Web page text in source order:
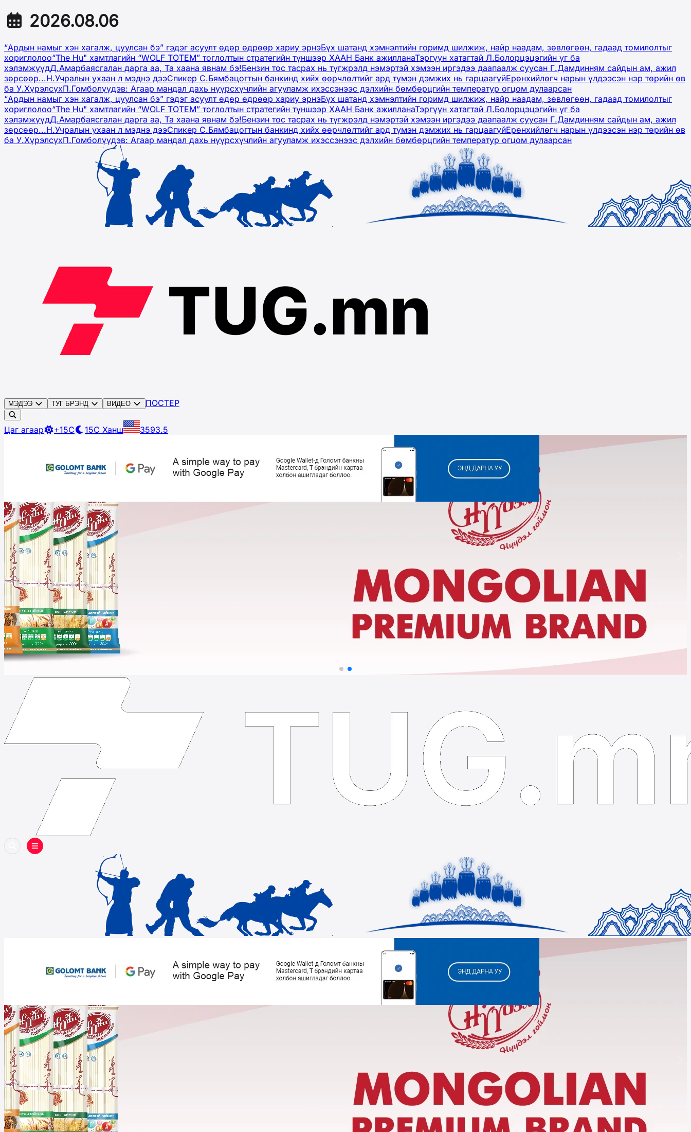
2026.08.06
“Ардын намыг хэн хагалж, цуулсан бэ” гэдэг асуулт өдөр өдрөөр хариу эрнэБүх шатанд хэмнэлтийн горимд шилжиж, найр наадам, зөвлөгөөн, гадаад томилолтыг
хориглолоо“The Hu" хамтлагийн “WOLF TOTEM” тоглолтын стратегийн түншээр ХААН Банк ажилланаТэргүүн хатагтай Л.Болорцэцэгийн үг ба
хэлэмжүүдД.Амарбаясгалан дарга аа, Та хаана явнам бэ!Бензин тос тасрах нь түгжрэлд нэмэртэй хэмээн иргэдээ даапаалж суусан Г.Дамдинням сайдын ам, ажил
зөрсөөр...Н.Учралын ухаан л мэднэ дээСпикер С.Бямбацогтын банкинд хийх өөрчлөлтийг ард түмэн дэмжих нь гарцаагүйЕрөнхийлөгч нарын үлдээсэн нэр төрийн өв
ба У.ХүрэлсүхП.Гомболүүдэв: Агаар мандал дахь нүүрсхүчлийн агууламж ихэссэнээс дэлхийн бөмбөрцгийн температур огцом дулаарсан
“Ардын намыг хэн хагалж, цуулсан бэ” гэдэг асуулт өдөр өдрөөр хариу эрнэБүх шатанд хэмнэлтийн горимд шилжиж, найр наадам, зөвлөгөөн, гадаад томилолтыг
хориглолоо“The Hu" хамтлагийн “WOLF TOTEM” тоглолтын стратегийн түншээр ХААН Банк ажилланаТэргүүн хатагтай Л.Болорцэцэгийн үг ба
хэлэмжүүдД.Амарбаясгалан дарга аа, Та хаана явнам бэ!Бензин тос тасрах нь түгжрэлд нэмэртэй хэмээн иргэдээ даапаалж суусан Г.Дамдинням сайдын ам, ажил
зөрсөөр...Н.Учралын ухаан л мэднэ дээСпикер С.Бямбацогтын банкинд хийх өөрчлөлтийг ард түмэн дэмжих нь гарцаагүйЕрөнхийлөгч нарын үлдээсэн нэр төрийн өв
ба У.ХүрэлсүхП.Гомболүүдэв: Агаар мандал дахь нүүрсхүчлийн агууламж ихэссэнээс дэлхийн бөмбөрцгийн температур огцом дулаарсан
МЭДЭЭ ТУГ БРЭНД ВИДЕО ПОСТЕР
Цаг агаар +15C 15C Ханш 3593.5